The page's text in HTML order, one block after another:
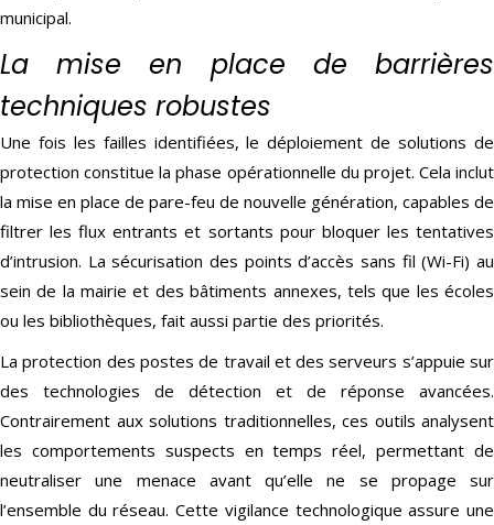
municipal.
La mise en place de barrières
techniques robustes
Une fois les failles identifiées, le déploiement de solutions de
protection constitue la phase opérationnelle du projet. Cela inclut
la mise en place de pare-feu de nouvelle génération, capables de
filtrer les flux entrants et sortants pour bloquer les tentatives
d’intrusion. La sécurisation des points d’accès sans fil (Wi-Fi) au
sein de la mairie et des bâtiments annexes, tels que les écoles
ou les bibliothèques, fait aussi partie des priorités.
La protection des postes de travail et des serveurs s’appuie sur
des technologies de détection et de réponse avancées.
Contrairement aux solutions traditionnelles, ces outils analysent
les comportements suspects en temps réel, permettant de
neutraliser une menace avant qu’elle ne se propage sur
l’ensemble du réseau. Cette vigilance technologique assure une